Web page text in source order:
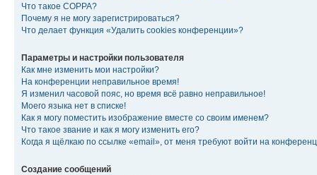
Что такое COPPA?
Почему я не могу зарегистрироваться?
Что делает функция «Удалить cookies конференции»?
Параметры и настройки пользователя
Как мне изменить мои настройки?
На конференции неправильное время!
Я изменил часовой пояс, но время всё равно неправильное!
Моего языка нет в списке!
Как я могу поместить изображение вместе со своим именем?
Что такое звание и как я могу изменить его?
Когда я щёлкаю по ссылке «email», от меня требуют войти на
Создание сообщений